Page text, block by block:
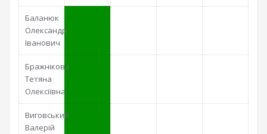
Баланюк
Олександр
Іванович
Бражнікова
Тетяна
Олексіївна
Виговський
Валерій